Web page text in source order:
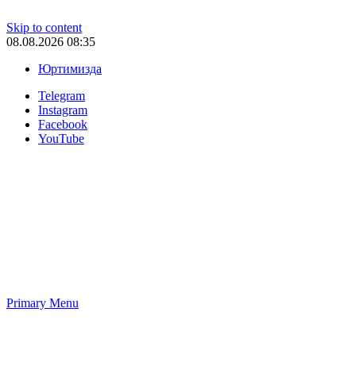
Skip to content
08.08.2026 08:35
Юртимизда
Telegram
Instagram
Facebook
YouTube
Primary Menu